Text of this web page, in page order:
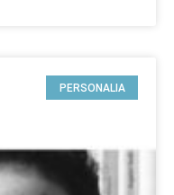
PERSONALIA